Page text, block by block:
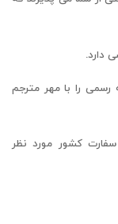
را با مهر مترجم
کشور مورد نظر